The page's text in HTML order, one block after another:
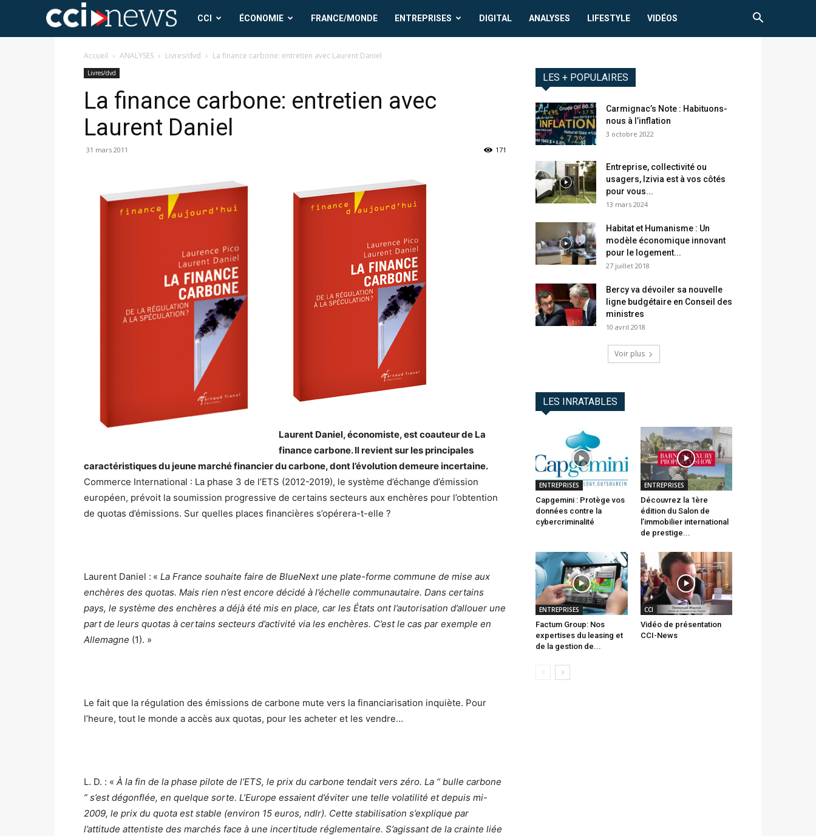
CCI
News
CCI ÉCONOMIE FRANCE/MONDE ENTREPRISES DIGITAL ANALYSES LIFESTYLE VIDÉOS
Accueil ANALYSES Livres/dvd La finance carbone: entretien avec Laurent Daniel
Livres/dvd
La finance carbone: entretien avec
Laurent Daniel
31 mars 2011 171
Laurent Daniel, économiste, est coauteur de La
finance carbone. Il revient sur les principales
caractéristiques du jeune marché financier du carbone, dont l’évolution demeure incertaine.
Commerce International : La phase 3 de l’ETS (2012-2019), le système d’échange d’émission
européen, prévoit la soumission progressive de certains secteurs aux enchères pour l’obtention
de quotas d’émissions. Sur quelles places financières s’opérera-t-elle ?
Laurent Daniel : « La France souhaite faire de BlueNext une plate-forme commune de mise aux
enchères des quotas. Mais rien n’est encore décidé à l’échelle communautaire. Dans certains
pays, le système des enchères a déjà été mis en place, car les États ont l’autorisation d’allouer une
part de leurs quotas à certains secteurs d’activité via les enchères. C’est le cas par exemple en
Allemagne (1). »
Le fait que la régulation des émissions de carbone mute vers la financiarisation inquiète. Pour
l’heure, tout le monde a accès aux quotas, pour les acheter et les vendre…
L. D. : « À la fin de la phase pilote de l’ETS, le prix du carbone tendait vers zéro. La “ bulle carbone
” s’est dégonflée, en quelque sorte. L’Europe essaient d’éviter une telle volatilité et depuis mi-
2009, le prix du quota est stable (environ 15 euros, ndlr). Cette stabilisation s’explique par
l’attitude attentiste des marchés face à une incertitude réglementaire. S’agissant de la crainte liée
LES + POPULAIRES
Carmignac’s Note : Habituons-
nous à l’inflation
3 octobre 2022
Entreprise, collectivité ou
usagers, Izivia est à vos côtés
pour vous...
13 mars 2024
Habitat et Humanisme : Un
modèle économique innovant
pour le logement...
27 juillet 2018
Bercy va dévoiler sa nouvelle
ligne budgétaire en Conseil des
ministres
10 avril 2018
Voir plus
LES INRATABLES
ENTREPRISES
Capgemini : Protège vos
données contre la
cybercriminalité
ENTREPRISES
Découvrez la 1ère
édition du Salon de
l’immobilier international
de prestige...
ENTREPRISES
Factum Group: Nos
expertises du leasing et
de la gestion de...
CCI
Vidéo de présentation
CCI-News